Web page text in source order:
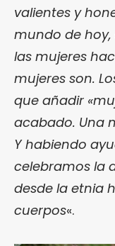
valientes y
mundo de
las mujeres
mujeres son.
que añadir
acabado. Una
Y habiendo
celebramos la
desde la etnia
cuerpos«.